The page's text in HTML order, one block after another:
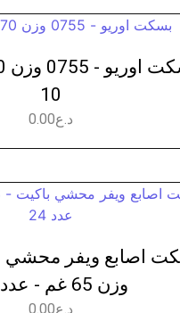
10
د.ع0.00
وزن 65 غم - عدد 24
د.ع0.00